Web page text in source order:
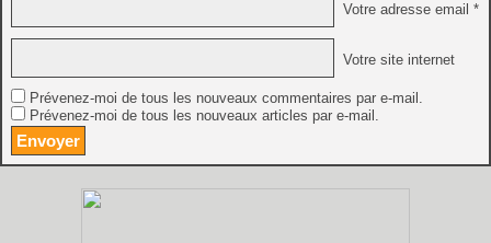
Votre adresse email *
Votre site internet
Prévenez-moi de tous les nouveaux commentaires par e-mail.
Prévenez-moi de tous les nouveaux articles par e-mail.